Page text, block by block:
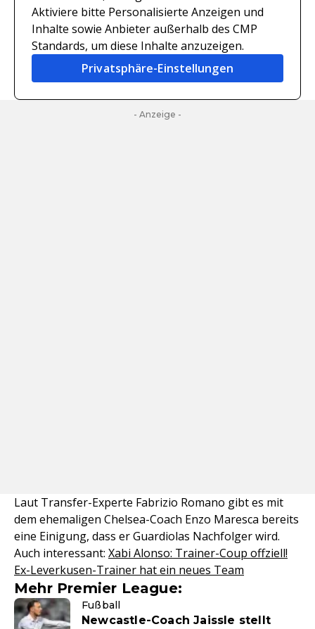
Aktiviere bitte Personalisierte Anzeigen und
Inhalte sowie Anbieter außerhalb des CMP
Standards, um diese Inhalte anzuzeigen.
Privatsphäre-Einstellungen
- Anzeige -
Laut Transfer-Experte Fabrizio Romano gibt es mit
dem ehemaligen Chelsea-Coach Enzo Maresca bereits
eine Einigung, dass er Guardiolas Nachfolger wird.
Auch interessant: Xabi Alonso: Trainer-Coup offziell!
Ex-Leverkusen-Trainer hat ein neues Team
Mehr Premier League:
Fußball
Newcastle-Coach Jaissle stellt